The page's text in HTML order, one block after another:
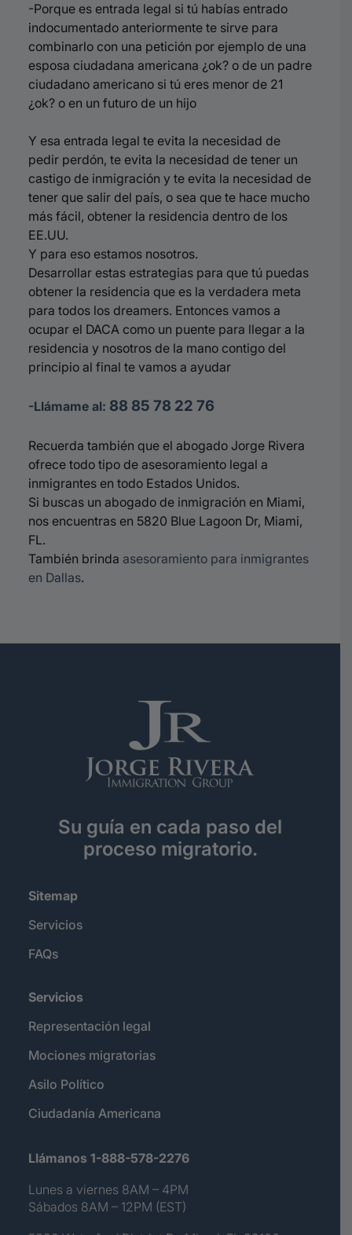
-Porque es entrada legal si tú habías entrado
indocumentado anteriormente te sirve para
combinarlo con una petición por ejemplo de una
esposa ciudadana americana ¿ok? o de un padre
ciudadano americano si tú eres menor de 21
¿ok? o en un futuro de un hijo
Y esa entrada legal te evita la necesidad de
pedir perdón, te evita la necesidad de tener un
castigo de inmigración y te evita la necesidad de
tener que salir del país, o sea que te hace mucho
más fácil, obtener la residencia dentro de los
EE.UU.
Y para eso estamos nosotros.
Desarrollar estas estrategias para que tú puedas
obtener la residencia que es la verdadera meta
para todos los dreamers. Entonces vamos a
ocupar el DACA como un puente para llegar a la
residencia y nosotros de la mano contigo del
principio al final te vamos a ayudar
-Llámame al: 88 85 78 22 76
Recuerda también que el abogado Jorge Rivera
ofrece todo tipo de asesoramiento legal a
inmigrantes en todo Estados Unidos.
Si buscas un abogado de inmigración en Miami,
nos encuentras en 5820 Blue Lagoon Dr, Miami,
FL.
También brinda asesoramiento para inmigrantes
en Dallas.
Su guía en cada paso del
proceso migratorio.
Sitemap
Servicios
FAQs
Servicios
Representación legal
Mociones migratorias
Asilo Político
Ciudadanía Americana
Llámanos 1-888-578-2276
Lunes a viernes 8AM – 4PM
Sábados 8AM – 12PM (EST)